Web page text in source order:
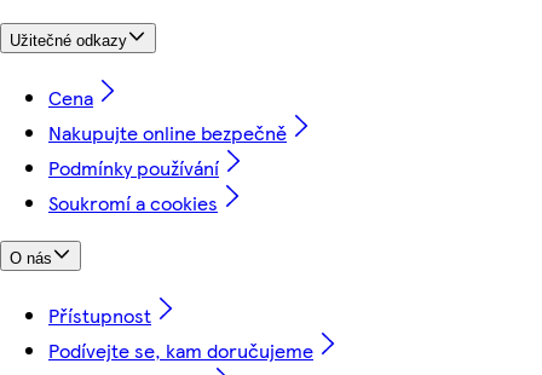
Užitečné odkazy
Cena
Nakupujte online bezpečně
Podmínky používání
Soukromí a cookies
O nás
Přístupnost
Podívejte se, kam doručujeme